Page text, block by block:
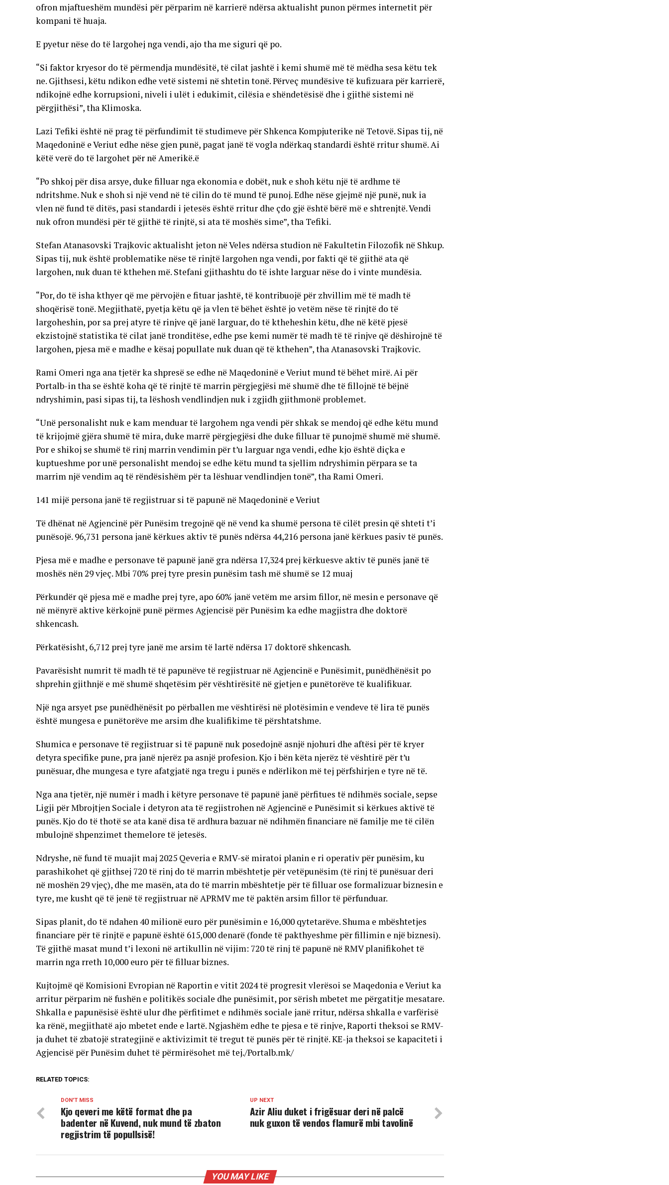
ofron mjaftueshëm mundësi për përparim në karrierë ndërsa aktualisht punon përmes internetit për
kompani të huaja.
E pyetur nëse do të largohej nga vendi, ajo tha me siguri që po.
“Si faktor kryesor do të përmendja mundësitë, të cilat jashtë i kemi shumë më të mëdha sesa këtu tek
ne. Gjithsesi, këtu ndikon edhe vetë sistemi në shtetin tonë. Përveç mundësive të kufizuara për karrierë,
ndikojnë edhe korrupsioni, niveli i ulët i edukimit, cilësia e shëndetësisë dhe i gjithë sistemi në
përgjithësi”, tha Klimoska.
Lazi Tefiki është në prag të përfundimit të studimeve për Shkenca Kompjuterike në Tetovë. Sipas tij, në
Maqedoninë e Veriut edhe nëse gjen punë, pagat janë të vogla ndërkaq standardi është rritur shumë. Ai
këtë verë do të largohet për në Amerikë.ë
“Po shkoj për disa arsye, duke filluar nga ekonomia e dobët, nuk e shoh këtu një të ardhme të
ndritshme. Nuk e shoh si një vend në të cilin do të mund të punoj. Edhe nëse gjejmë një punë, nuk ia
vlen në fund të ditës, pasi standardi i jetesës është rritur dhe çdo gjë është bërë më e shtrenjtë. Vendi
nuk ofron mundësi për të gjithë të rinjtë, si ata të moshës sime”, tha Tefiki.
Stefan Atanasovski Trajkovic aktualisht jeton në Veles ndërsa studion në Fakultetin Filozofik në Shkup.
Sipas tij, nuk është problematike nëse të rinjtë largohen nga vendi, por fakti që të gjithë ata që
largohen, nuk duan të kthehen më. Stefani gjithashtu do të ishte larguar nëse do i vinte mundësia.
“Por, do të isha kthyer që me përvojën e fituar jashtë, të kontribuojë për zhvillim më të madh të
shoqërisë tonë. Megjithatë, pyetja këtu që ja vlen të bëhet është jo vetëm nëse të rinjtë do të
largoheshin, por sa prej atyre të rinjve që janë larguar, do të ktheheshin këtu, dhe në këtë pjesë
ekzistojnë statistika të cilat janë tronditëse, edhe pse kemi numër të madh të të rinjve që dëshirojnë të
largohen, pjesa më e madhe e kësaj popullate nuk duan që të kthehen”, tha Atanasovski Trajkovic.
Rami Omeri nga ana tjetër ka shpresë se edhe në Maqedoninë e Veriut mund të bëhet mirë. Ai për
Portalb-in tha se është koha që të rinjtë të marrin përgjegjësi më shumë dhe të fillojnë të bëjnë
ndryshimin, pasi sipas tij, ta lëshosh vendlindjen nuk i zgjidh gjithmonë problemet.
“Unë personalisht nuk e kam menduar të largohem nga vendi për shkak se mendoj që edhe këtu mund
të krijojmë gjëra shumë të mira, duke marrë përgjegjësi dhe duke filluar të punojmë shumë më shumë.
Por e shikoj se shumë të rinj marrin vendimin për t’u larguar nga vendi, edhe kjo është diçka e
kuptueshme por unë personalisht mendoj se edhe këtu mund ta sjellim ndryshimin përpara se ta
marrim një vendim aq të rëndësishëm për ta lëshuar vendlindjen tonë”, tha Rami Omeri.
141 mijë persona janë të regjistruar si të papunë në Maqedoninë e Veriut
Të dhënat në Agjencinë për Punësim tregojnë që në vend ka shumë persona të cilët presin që shteti t’i
punësojë. 96,731 persona janë kërkues aktiv të punës ndërsa 44,216 persona janë kërkues pasiv të punës.
Pjesa më e madhe e personave të papunë janë gra ndërsa 17,324 prej kërkuesve aktiv të punës janë të
moshës nën 29 vjeç. Mbi 70% prej tyre presin punësim tash më shumë se 12 muaj
Përkundër që pjesa më e madhe prej tyre, apo 60% janë vetëm me arsim fillor, në mesin e personave që
në mënyrë aktive kërkojnë punë përmes Agjencisë për Punësim ka edhe magjistra dhe doktorë
shkencash.
Përkatësisht, 6,712 prej tyre janë me arsim të lartë ndërsa 17 doktorë shkencash.
Pavarësisht numrit të madh të të papunëve të regjistruar në Agjencinë e Punësimit, punëdhënësit po
shprehin gjithnjë e më shumë shqetësim për vështirësitë në gjetjen e punëtorëve të kualifikuar.
Një nga arsyet pse punëdhënësit po përballen me vështirësi në plotësimin e vendeve të lira të punës
është mungesa e punëtorëve me arsim dhe kualifikime të përshtatshme.
Shumica e personave të regjistruar si të papunë nuk posedojnë asnjë njohuri dhe aftësi për të kryer
detyra specifike pune, pra janë njerëz pa asnjë profesion. Kjo i bën këta njerëz të vështirë për t’u
punësuar, dhe mungesa e tyre afatgjatë nga tregu i punës e ndërlikon më tej përfshirjen e tyre në të.
Nga ana tjetër, një numër i madh i këtyre personave të papunë janë përfitues të ndihmës sociale, sepse
Ligji për Mbrojtjen Sociale i detyron ata të regjistrohen në Agjencinë e Punësimit si kërkues aktivë të
punës. Kjo do të thotë se ata kanë disa të ardhura bazuar në ndihmën financiare në familje me të cilën
mbulojnë shpenzimet themelore të jetesës.
Ndryshe, në fund të muajit maj 2025 Qeveria e RMV-së miratoi planin e ri operativ për punësim, ku
parashikohet që gjithsej 720 të rinj do të marrin mbështetje për vetëpunësim (të rinj të punësuar deri
në moshën 29 vjeç), dhe me masën, ata do të marrin mbështetje për të filluar ose formalizuar biznesin e
tyre, me kusht që të jenë të regjistruar në APRMV me të paktën arsim fillor të përfunduar.
Sipas planit, do të ndahen 40 milionë euro për punësimin e 16,000 qytetarëve. Shuma e mbështetjes
financiare për të rinjtë e papunë është 615,000 denarë (fonde të pakthyeshme për fillimin e një biznesi).
Të gjithë masat mund t’i lexoni në artikullin në vijim: 720 të rinj të papunë në RMV planifikohet të
marrin nga rreth 10,000 euro për të filluar biznes.
Kujtojmë që Komisioni Evropian në Raportin e vitit 2024 të progresit vlerësoi se Maqedonia e Veriut ka
arritur përparim në fushën e politikës sociale dhe punësimit, por sërish mbetet me përgatitje mesatare.
Shkalla e papunësisë është ulur dhe përfitimet e ndihmës sociale janë rritur, ndërsa shkalla e varfërisë
ka rënë, megjithatë ajo mbetet ende e lartë. Ngjashëm edhe te pjesa e të rinjve, Raporti theksoi se RMV-
ja duhet të zbatojë strategjinë e aktivizimit të tregut të punës për të rinjtë. KE-ja theksoi se kapaciteti i
Agjencisë për Punësim duhet të përmirësohet më tej./Portalb.mk/
RELATED TOPICS:
UP NEXT
Azir Aliu duket i frigësuar deri në palcë
nuk guxon të vendos flamurë mbi tavolinë
DON'T MISS
Kjo qeveri me këtë format dhe pa
badenter në Kuvend, nuk mund të zbaton
regjistrim të popullsisë!
YOU MAY LIKE